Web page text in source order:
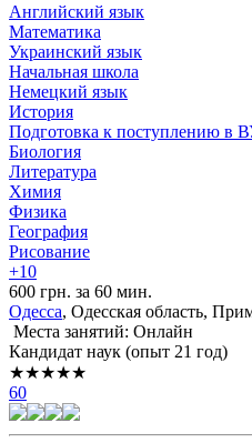
Английский язык
Математика
Украинский язык
Начальная школа
Немецкий язык
История
Подготовка к поступлению в
Биология
Литература
Химия
Физика
География
Рисование
+10
600 грн. за 60 мин.
Одесса, Одесская область,
Места занятий: Онлайн
Кандидат наук (опыт 21 год)
★★★★★
60